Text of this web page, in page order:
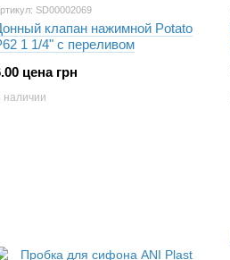
SD00002069
клапан нажимной Potato
1 1/4" с переливом
цена грн
наличии